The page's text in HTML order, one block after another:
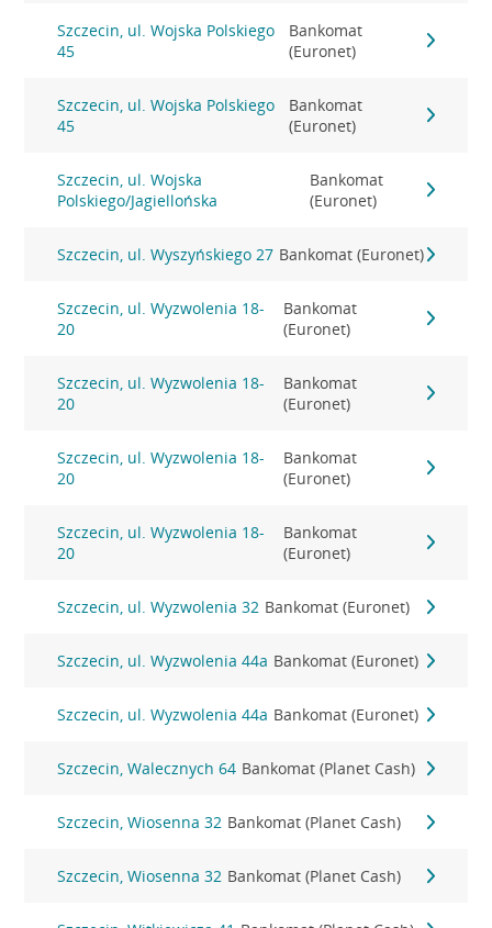
Szczecin, ul. Wojska Polskiego
45
Bankomat
(Euronet)
Szczecin, ul. Wojska Polskiego
45
Bankomat
(Euronet)
Szczecin, ul. Wojska
Polskiego/Jagiellońska
Bankomat
(Euronet)
Szczecin, ul. Wyszyńskiego 27 Bankomat (Euronet)
Szczecin, ul. Wyzwolenia 18-
20
Bankomat
(Euronet)
Szczecin, ul. Wyzwolenia 18-
20
Bankomat
(Euronet)
Szczecin, ul. Wyzwolenia 18-
20
Bankomat
(Euronet)
Szczecin, ul. Wyzwolenia 18-
20
Bankomat
(Euronet)
Szczecin, ul. Wyzwolenia 32 Bankomat (Euronet)
Szczecin, ul. Wyzwolenia 44a Bankomat (Euronet)
Szczecin, ul. Wyzwolenia 44a Bankomat (Euronet)
Szczecin, Walecznych 64 Bankomat (Planet Cash)
Szczecin, Wiosenna 32 Bankomat (Planet Cash)
Szczecin, Wiosenna 32 Bankomat (Planet Cash)